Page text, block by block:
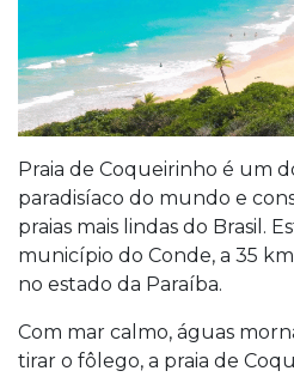
Praia de Coqueirinho é um
paradisíaco do mundo e
praias mais lindas do Brasil.
município do Conde, a 35
no estado da Paraíba.
Com mar calmo, águas
tirar o fôlego, a praia de